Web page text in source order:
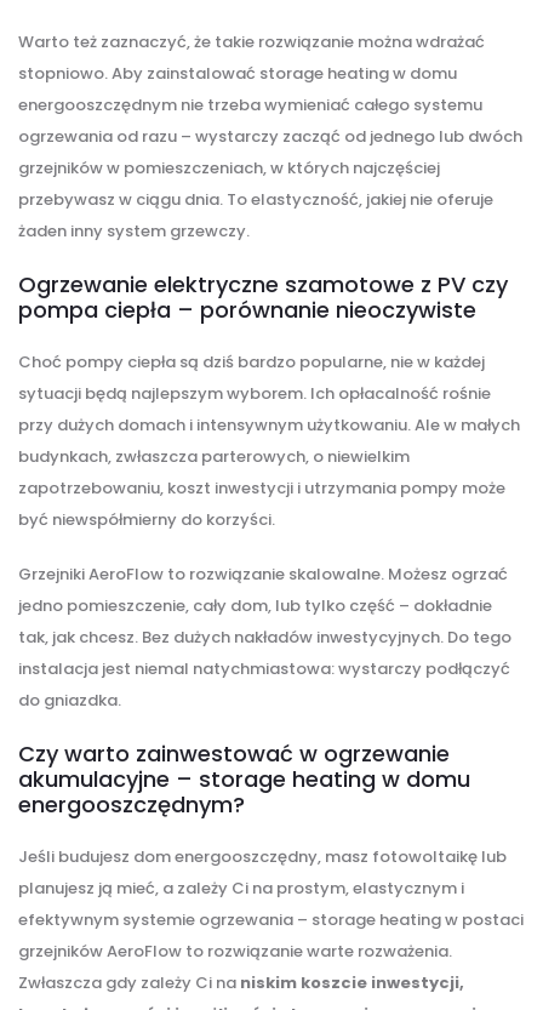
Warto też zaznaczyć, że takie rozwiązanie można wdrażać
stopniowo. Aby zainstalować storage heating w domu
energooszczędnym nie trzeba wymieniać całego systemu
ogrzewania od razu – wystarczy zacząć od jednego lub dwóch
grzejników w pomieszczeniach, w których najczęściej
przebywasz w ciągu dnia. To elastyczność, jakiej nie oferuje
żaden inny system grzewczy.
Ogrzewanie elektryczne szamotowe z PV czy
pompa ciepła – porównanie nieoczywiste
Choć pompy ciepła są dziś bardzo popularne, nie w każdej
sytuacji będą najlepszym wyborem. Ich opłacalność rośnie
przy dużych domach i intensywnym użytkowaniu. Ale w małych
budynkach, zwłaszcza parterowych, o niewielkim
zapotrzebowaniu, koszt inwestycji i utrzymania pompy może
być niewspółmierny do korzyści.
Grzejniki AeroFlow to rozwiązanie skalowalne. Możesz ogrzać
jedno pomieszczenie, cały dom, lub tylko część – dokładnie
tak, jak chcesz. Bez dużych nakładów inwestycyjnych. Do tego
instalacja jest niemal natychmiastowa: wystarczy podłączyć
do gniazdka.
Czy warto zainwestować w ogrzewanie
akumulacyjne – storage heating w domu
energooszczędnym?
Jeśli budujesz dom energooszczędny, masz fotowoltaikę lub
planujesz ją mieć, a zależy Ci na prostym, elastycznym i
efektywnym systemie ogrzewania – storage heating w postaci
grzejników AeroFlow to rozwiązanie warte rozważenia.
Zwłaszcza gdy zależy Ci na niskim koszcie inwestycji,